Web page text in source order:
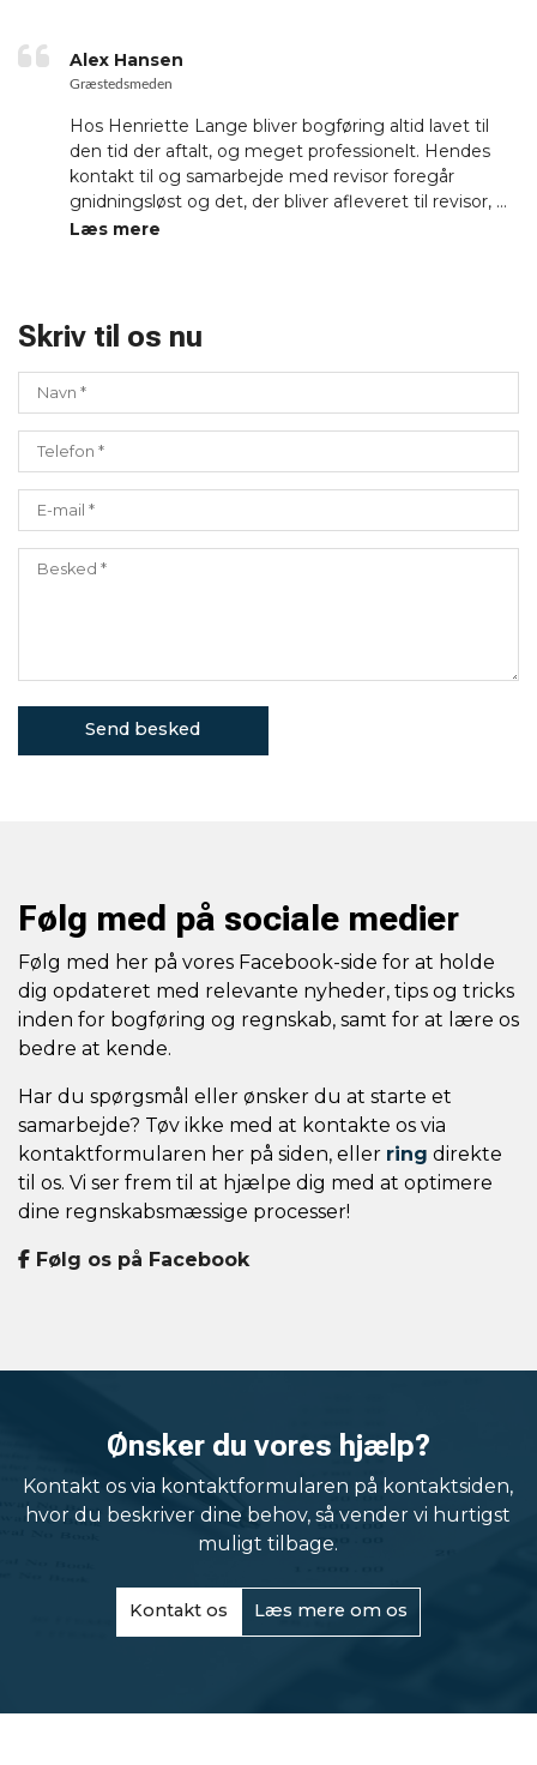
Alex Hansen
Græstedsmeden
Hos Henriette Lange bliver bogføring altid lavet til
den tid der aftalt, og meget professionelt. Hendes
kontakt til og samarbejde med revisor foregår
gnidningsløst og det, der bliver afleveret til revisor, er
gennemarbejdet og afstemt,
prisen er meget fornuftig. Så god kvalitet, til god pris.
Henriette er altid imødekommende og i godt humør.
Læs mere
Skriv til os nu
Følg med på sociale medier
Følg med her på vores Facebook-side for at holde
dig opdateret med relevante nyheder, tips og tricks
inden for bogføring og regnskab, samt for at lære os
bedre at kende.
Har du spørgsmål eller ønsker du at starte et
samarbejde? Tøv ikke med at kontakte os via
kontaktformularen her på siden, eller ring direkte
til os. Vi ser frem til at hjælpe dig med at optimere
dine regnskabsmæssige processer!
Følg os på Facebook
Ønsker du vores hjælp?
Kontakt os via kontaktformularen på kontaktsiden,
hvor du beskriver dine behov, så vender vi hurtigst
muligt tilbage.
Kontakt os Læs mere om os